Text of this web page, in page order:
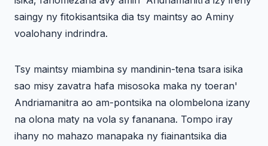
saingy ny fitokisantsika dia tsy maintsy ao Aminy
voalohany indrindra.
Tsy maintsy miambina sy mandinin-tena tsara isika
sao misy zavatra hafa misosoka maka ny toeran'
Andriamanitra ao am-pontsika na olombelona izany
na olona maty na vola sy fananana. Tompo iray
ihany no mahazo manapaka ny fiainantsika dia